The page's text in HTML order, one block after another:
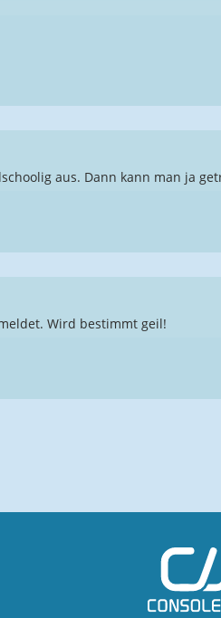
aus. Dann kann man ja
Wird bestimmt geil!